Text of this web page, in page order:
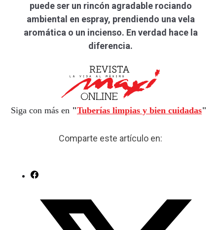
puede ser un rincón agradable rociando
ambiental en espray, prendiendo una vela
aromática o un incienso. En verdad hace la
diferencia.
Siga con más en "Tuberías limpias y bien cuidadas"
Comparte este artículo en: